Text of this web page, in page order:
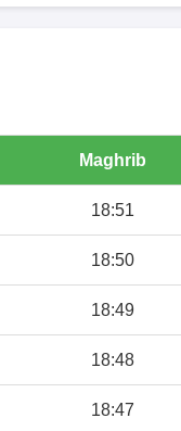
Maghrib
18:51
18:50
18:49
18:48
18:47